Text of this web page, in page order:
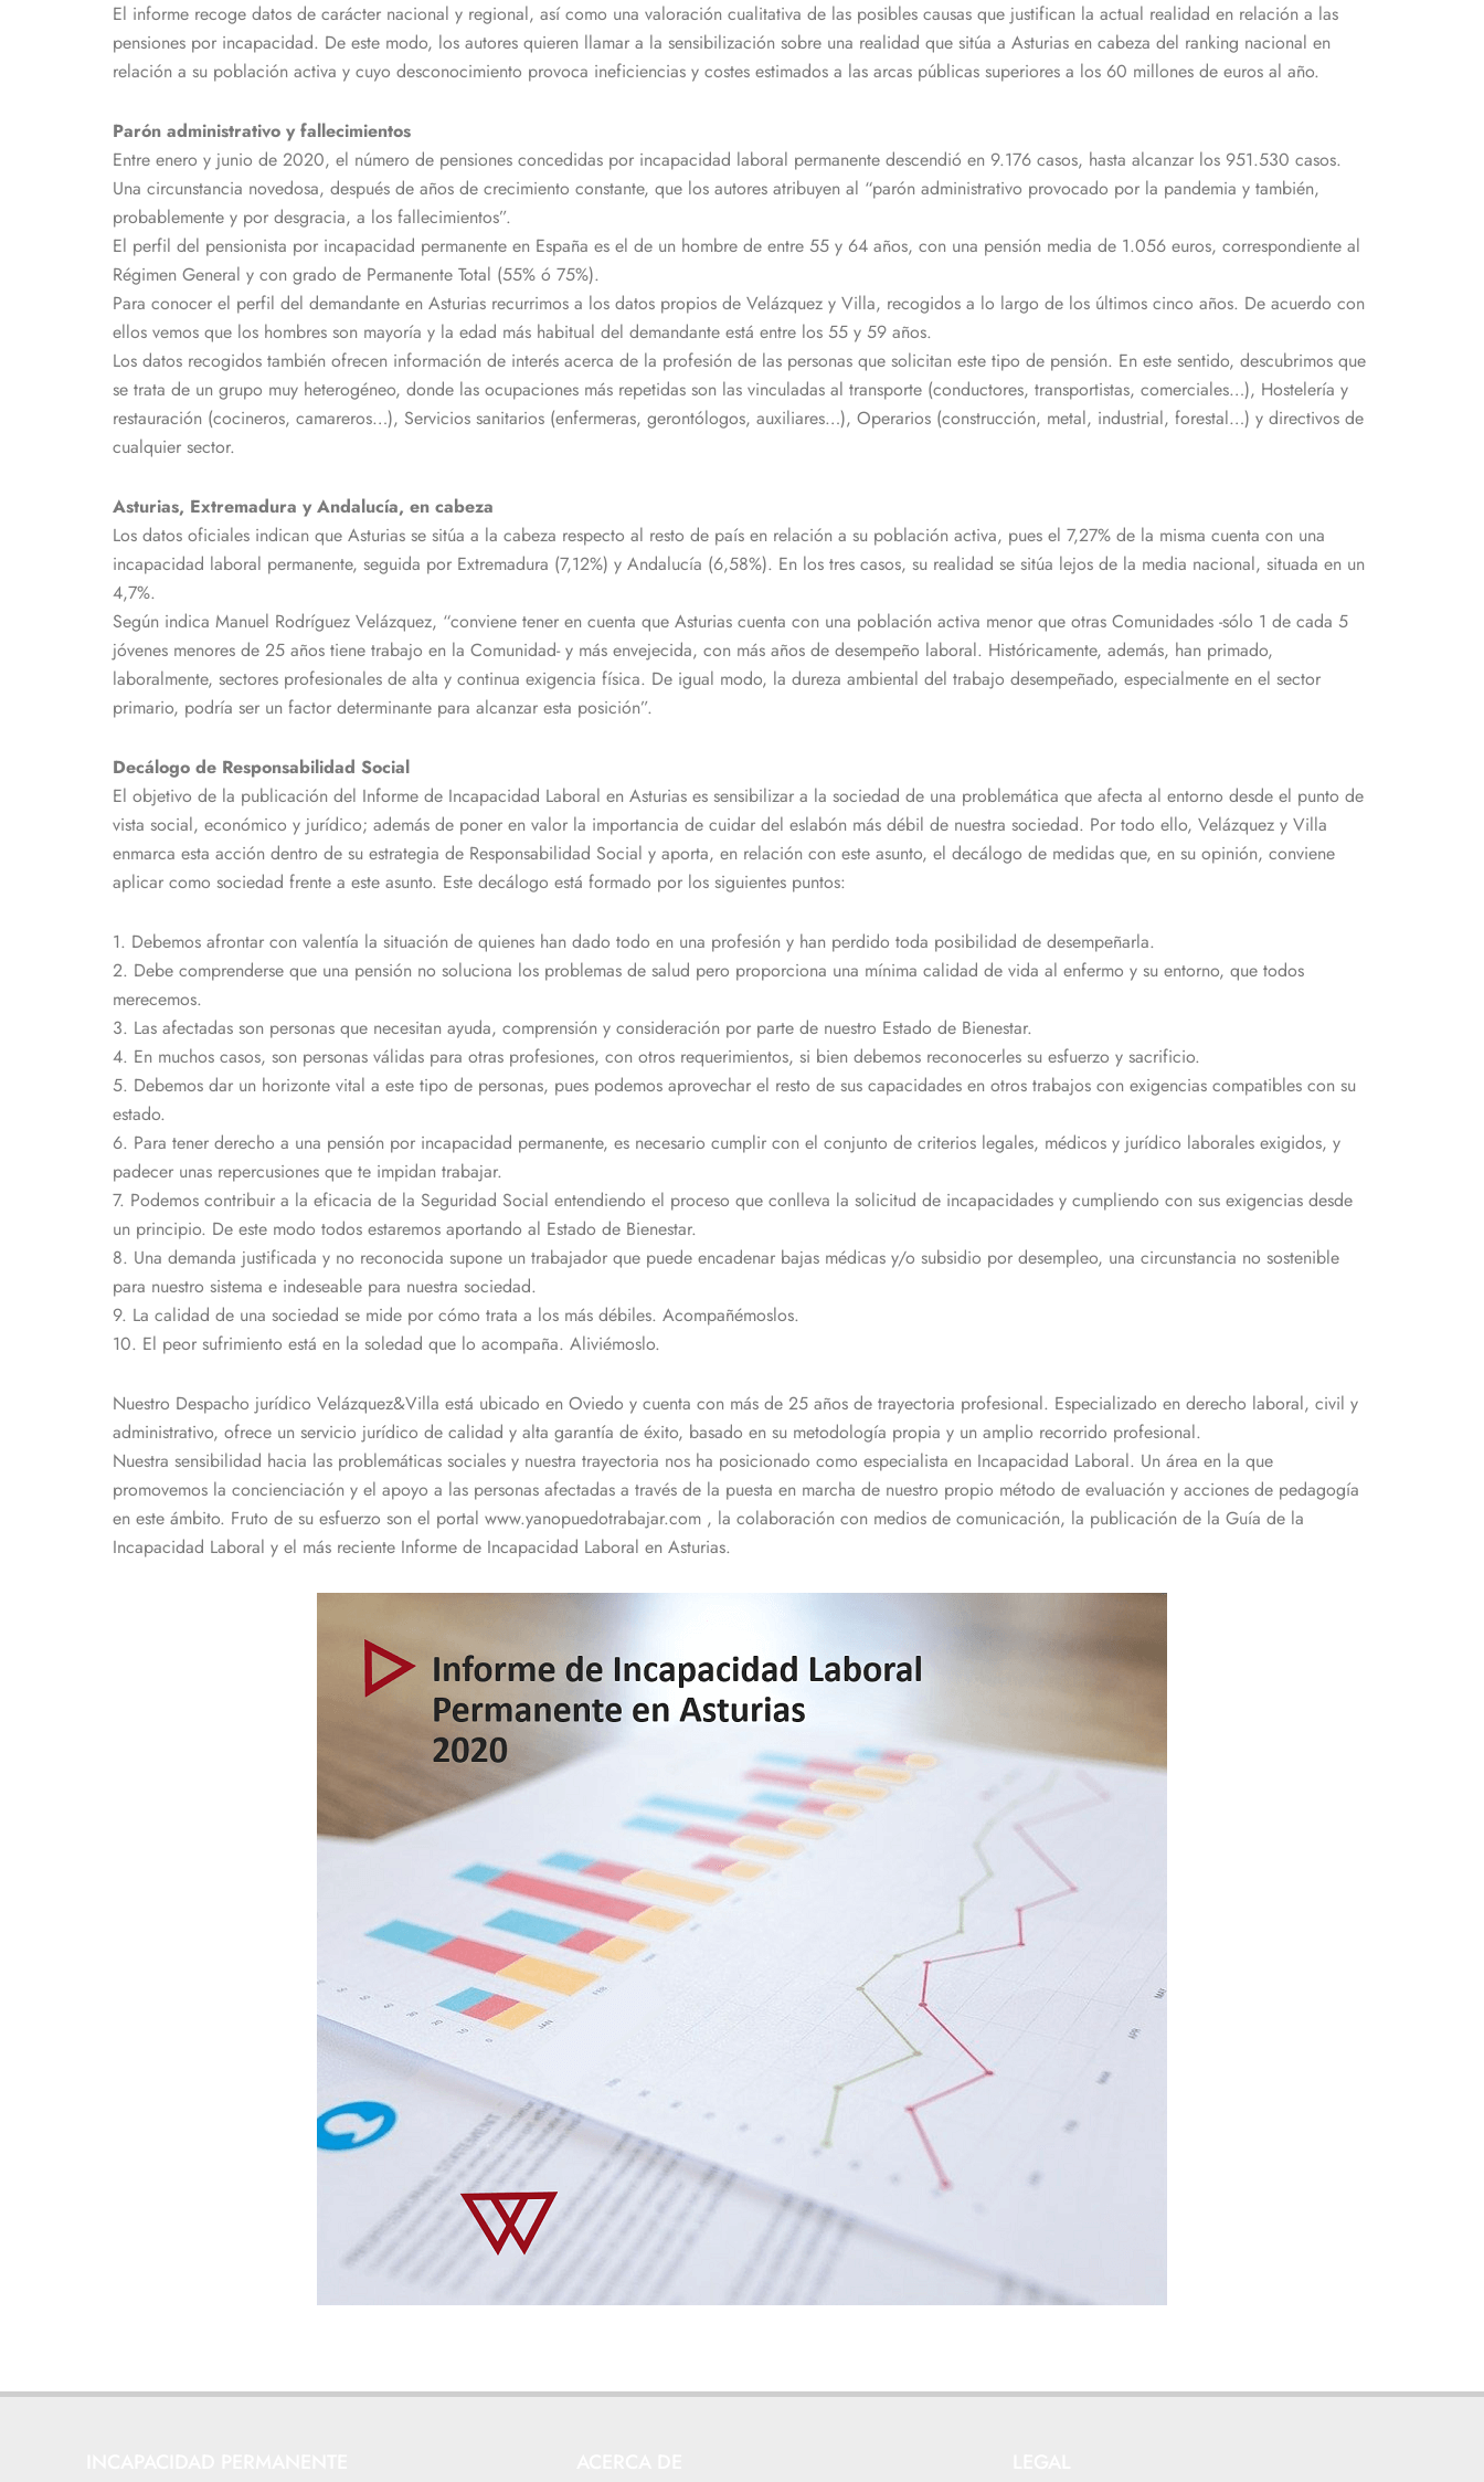
El informe recoge datos de carácter nacional y regional, así como una valoración cualitativa de las posibles causas que justifican la actual realidad en relación a las
pensiones por incapacidad. De este modo, los autores quieren llamar a la sensibilización sobre una realidad que sitúa a Asturias en cabeza del ranking nacional en
relación a su población activa y cuyo desconocimiento provoca ineficiencias y costes estimados a las arcas públicas superiores a los 60 millones de euros al año.
Parón administrativo y fallecimientos
Entre enero y junio de 2020, el número de pensiones concedidas por incapacidad laboral permanente descendió en 9.176 casos, hasta alcanzar los 951.530 casos.
Una circunstancia novedosa, después de años de crecimiento constante, que los autores atribuyen al “parón administrativo provocado por la pandemia y también,
probablemente y por desgracia, a los fallecimientos”.
El perfil del pensionista por incapacidad permanente en España es el de un hombre de entre 55 y 64 años, con una pensión media de 1.056 euros, correspondiente al
Régimen General y con grado de Permanente Total (55% ó 75%).
Para conocer el perfil del demandante en Asturias recurrimos a los datos propios de Velázquez y Villa, recogidos a lo largo de los últimos cinco años. De acuerdo con
ellos vemos que los hombres son mayoría y la edad más habitual del demandante está entre los 55 y 59 años.
Los datos recogidos también ofrecen información de interés acerca de la profesión de las personas que solicitan este tipo de pensión. En este sentido, descubrimos que
se trata de un grupo muy heterogéneo, donde las ocupaciones más repetidas son las vinculadas al transporte (conductores, transportistas, comerciales…), Hostelería y
restauración (cocineros, camareros…), Servicios sanitarios (enfermeras, gerontólogos, auxiliares…), Operarios (construcción, metal, industrial, forestal…) y directivos de
cualquier sector.
Asturias, Extremadura y Andalucía, en cabeza
Los datos oficiales indican que Asturias se sitúa a la cabeza respecto al resto de país en relación a su población activa, pues el 7,27% de la misma cuenta con una
incapacidad laboral permanente, seguida por Extremadura (7,12%) y Andalucía (6,58%). En los tres casos, su realidad se sitúa lejos de la media nacional, situada en un
4,7%.
Según indica Manuel Rodríguez Velázquez, “conviene tener en cuenta que Asturias cuenta con una población activa menor que otras Comunidades -sólo 1 de cada 5
jóvenes menores de 25 años tiene trabajo en la Comunidad- y más envejecida, con más años de desempeño laboral. Históricamente, además, han primado,
laboralmente, sectores profesionales de alta y continua exigencia física. De igual modo, la dureza ambiental del trabajo desempeñado, especialmente en el sector
primario, podría ser un factor determinante para alcanzar esta posición”.
Decálogo de Responsabilidad Social
El objetivo de la publicación del Informe de Incapacidad Laboral en Asturias es sensibilizar a la sociedad de una problemática que afecta al entorno desde el punto de
vista social, económico y jurídico; además de poner en valor la importancia de cuidar del eslabón más débil de nuestra sociedad. Por todo ello, Velázquez y Villa
enmarca esta acción dentro de su estrategia de Responsabilidad Social y aporta, en relación con este asunto, el decálogo de medidas que, en su opinión, conviene
aplicar como sociedad frente a este asunto. Este decálogo está formado por los siguientes puntos:
1. Debemos afrontar con valentía la situación de quienes han dado todo en una profesión y han perdido toda posibilidad de desempeñarla.
2. Debe comprenderse que una pensión no soluciona los problemas de salud pero proporciona una mínima calidad de vida al enfermo y su entorno, que todos
merecemos.
3. Las afectadas son personas que necesitan ayuda, comprensión y consideración por parte de nuestro Estado de Bienestar.
4. En muchos casos, son personas válidas para otras profesiones, con otros requerimientos, si bien debemos reconocerles su esfuerzo y sacrificio.
5. Debemos dar un horizonte vital a este tipo de personas, pues podemos aprovechar el resto de sus capacidades en otros trabajos con exigencias compatibles con su
estado.
6. Para tener derecho a una pensión por incapacidad permanente, es necesario cumplir con el conjunto de criterios legales, médicos y jurídico laborales exigidos, y
padecer unas repercusiones que te impidan trabajar.
7. Podemos contribuir a la eficacia de la Seguridad Social entendiendo el proceso que conlleva la solicitud de incapacidades y cumpliendo con sus exigencias desde
un principio. De este modo todos estaremos aportando al Estado de Bienestar.
8. Una demanda justificada y no reconocida supone un trabajador que puede encadenar bajas médicas y/o subsidio por desempleo, una circunstancia no sostenible
para nuestro sistema e indeseable para nuestra sociedad.
9. La calidad de una sociedad se mide por cómo trata a los más débiles. Acompañémoslos.
10. El peor sufrimiento está en la soledad que lo acompaña. Aliviémoslo.
Nuestro Despacho jurídico Velázquez&Villa está ubicado en Oviedo y cuenta con más de 25 años de trayectoria profesional. Especializado en derecho laboral, civil y
administrativo, ofrece un servicio jurídico de calidad y alta garantía de éxito, basado en su metodología propia y un amplio recorrido profesional.
Nuestra sensibilidad hacia las problemáticas sociales y nuestra trayectoria nos ha posicionado como especialista en Incapacidad Laboral. Un área en la que
promovemos la concienciación y el apoyo a las personas afectadas a través de la puesta en marcha de nuestro propio método de evaluación y acciones de pedagogía
en este ámbito. Fruto de su esfuerzo son el portal www.yanopuedotrabajar.com , la colaboración con medios de comunicación, la publicación de la Guía de la
Incapacidad Laboral y el más reciente Informe de Incapacidad Laboral en Asturias.